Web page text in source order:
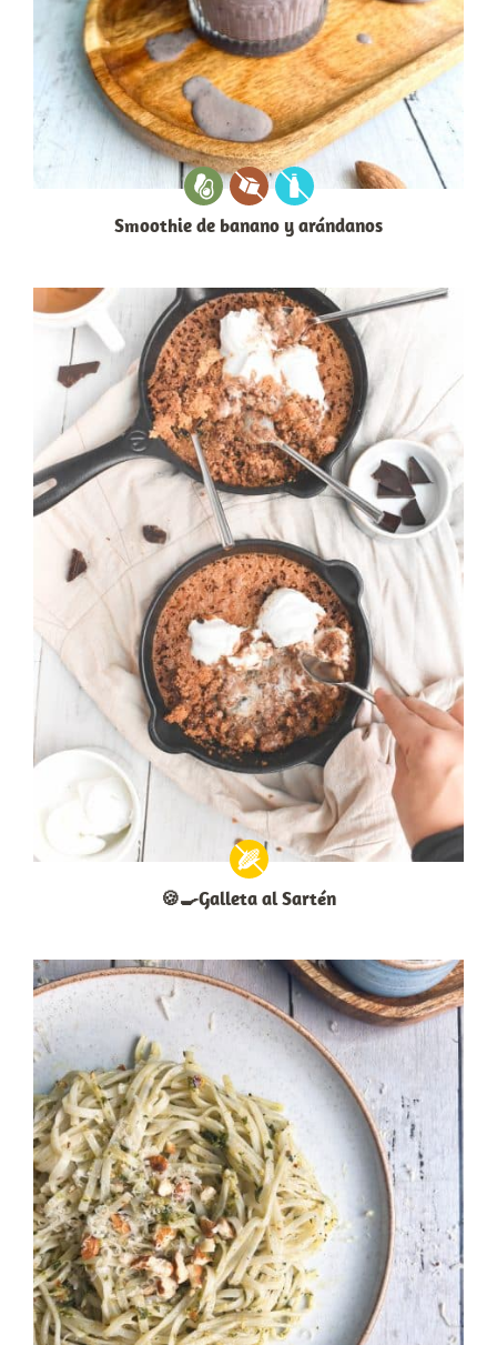
Smoothie de banano y arándanos
🍪🍳Galleta al Sartén